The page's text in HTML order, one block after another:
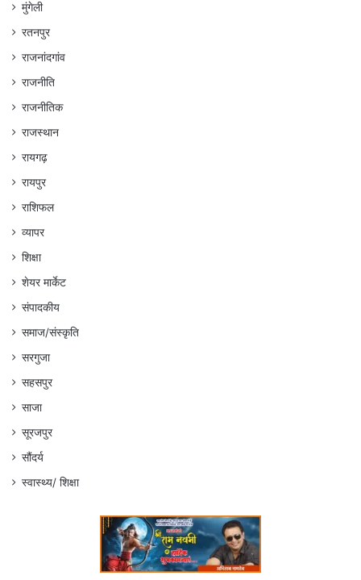
मुंगेली
रतनपुर
राजनांदगांव
राजनीति
राजनीतिक
राजस्थान
रायगढ़
रायपुर
राशिफल
व्यापर
शिक्षा
शेयर मार्केट
संपादकीय
समाज/संस्कृति
सरगुजा
सहसपुर
साजा
सूरजपुर
सौंदर्य
स्वास्थ्य/ शिक्षा